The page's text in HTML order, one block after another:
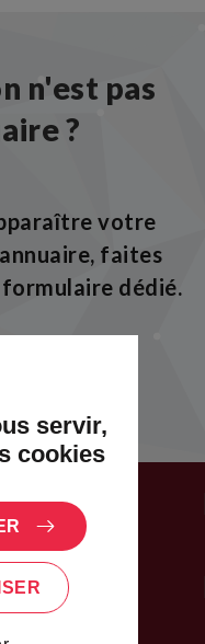
n'est pas
?
votre
faites
dédié.
servir,
cookies